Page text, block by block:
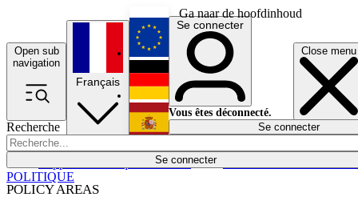
Ga naar de hoofdinhoud
Open sub
navigation
Close menu
Recherche
Se connecter
POLICY AREAS
Économie
Français
English
Deutsch
Español
Se connecter
Vous êtes déconnecté.
Se connecter
POLITIQUE